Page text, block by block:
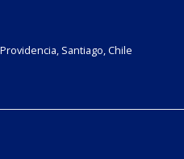
Santiago, Chile